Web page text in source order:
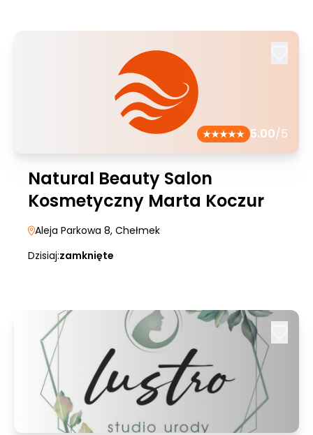
5.00/5
Natural Beauty Salon
Kosmetyczny Marta Koczur
Aleja Parkowa 8, Chełmek
Dzisiaj:zamknięte